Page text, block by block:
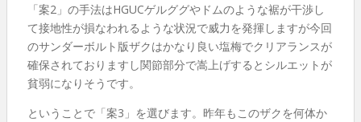
「案2」の手法はHGUCゲルググやドムのような裾が干渉し
て接地性が損なわれるような状況で威力を発揮しますが今回
のサンダーボルト版ザクはかなり良い塩梅でクリアランスが
確保されておりますし関節部分で嵩上げするとシルエットが
貧弱になりそうです。
ということで「案3」を選びます。昨年もこのザクを何体か